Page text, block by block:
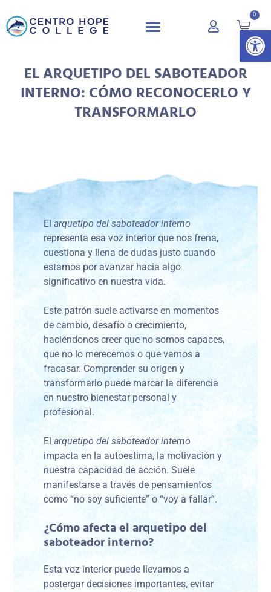
Abrir
0
EL ARQUETIPO DEL SABOTEADOR
INTERNO: CÓMO RECONOCERLO Y
TRANSFORMARLO
Elarquetipo del saboteador interno
representa esa voz interior que nos frena,
cuestiona y llena de dudas justo cuando
estamos por avanzar hacia algo
significativo en nuestra vida.
Este patrón suele activarse en momentos
de cambio, desafío o crecimiento,
haciéndonos creer que no somos capaces,
que no lo merecemos o que vamos a
fracasar. Comprender su origen y
transformarlo puede marcar la diferencia
en nuestro bienestar personal y
profesional.
Elarquetipo del saboteador interno
impacta en la autoestima, la motivación y
nuestra capacidad de acción. Suele
manifestarse a través de pensamientos
como “no soy suficiente” o “voy a fallar”.
¿Cómo afecta el arquetipo del
saboteador interno?
Esta voz interior puede llevarnos a
postergar decisiones importantes, evitar